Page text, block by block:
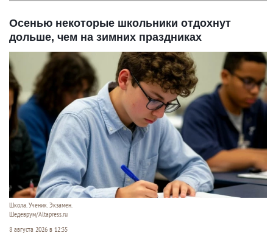
Осенью некоторые школьники отдохнут
дольше, чем на зимних праздниках
Школа. Ученик. Экзамен.
Шедеврум/Altapress.ru
8 августа 2026 в 12:35